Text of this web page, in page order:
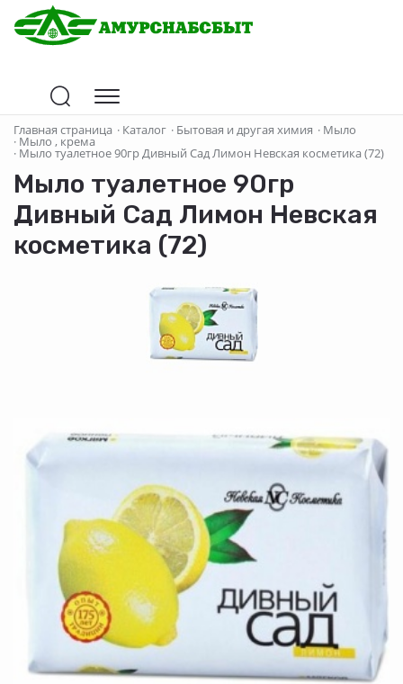
Главная страница · Каталог · Бытовая и другая химия · Мыло
· Мыло , крема
· Мыло туалетное 90гр Дивный Сад Лимон Невская косметика (72)
Мыло туалетное 90гр
Дивный Сад Лимон Невская
косметика (72)